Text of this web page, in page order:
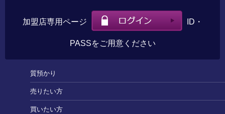
加盟店専用ページ ID・
PASSをご用意ください
質預かり
売りたい方
買いたい方